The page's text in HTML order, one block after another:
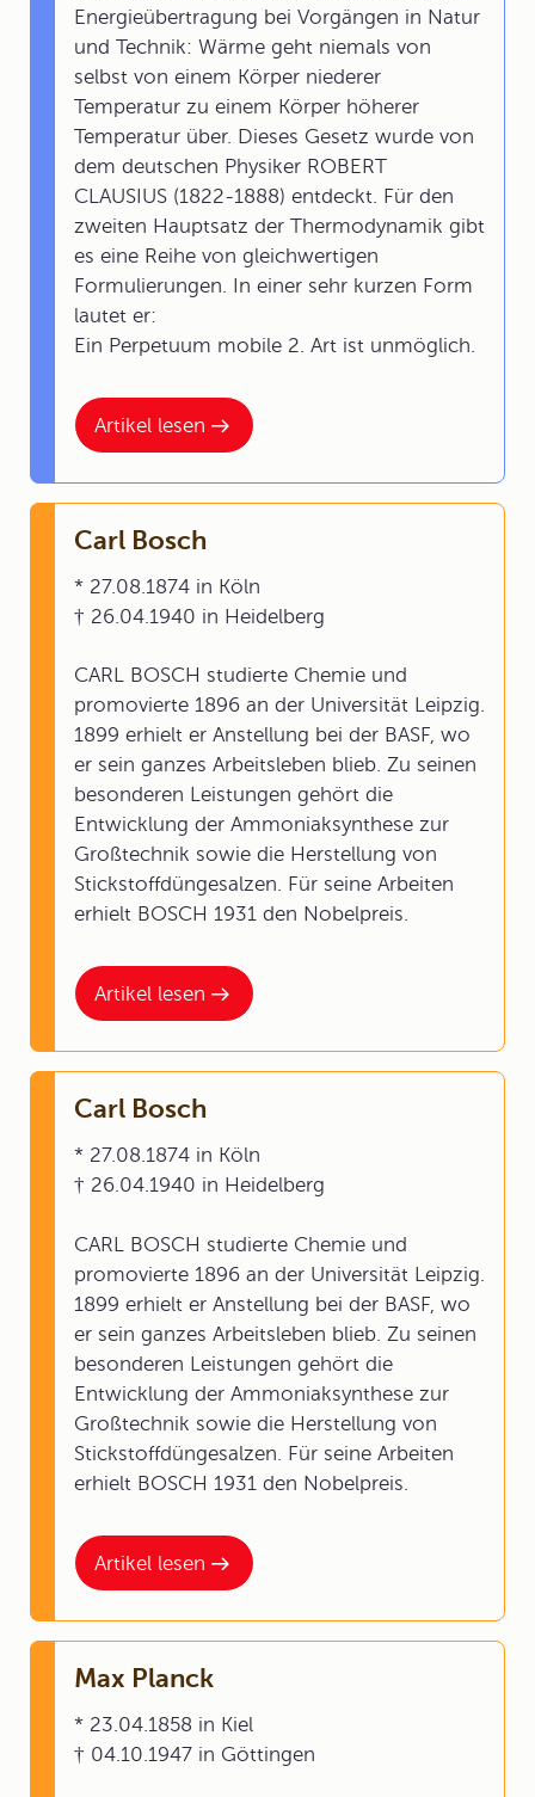
Artikel lesen
Energieübertragung bei Vorgängen in Natur
und Technik: Wärme geht niemals von
selbst von einem Körper niederer
Temperatur zu einem Körper höherer
Temperatur über. Dieses Gesetz wurde von
dem deutschen Physiker ROBERT
CLAUSIUS (1822-1888) entdeckt. Für den
zweiten Hauptsatz der Thermodynamik gibt
es eine Reihe von gleichwertigen
Formulierungen. In einer sehr kurzen Form
lautet er:
Ein Perpetuum mobile 2. Art ist unmöglich.
Artikel lesen
Carl Bosch
* 27.08.1874 in Köln
† 26.04.1940 in Heidelberg
CARL BOSCH studierte Chemie und
promovierte 1896 an der Universität Leipzig.
1899 erhielt er Anstellung bei der BASF, wo
er sein ganzes Arbeitsleben blieb. Zu seinen
besonderen Leistungen gehört die
Entwicklung der Ammoniaksynthese zur
Großtechnik sowie die Herstellung von
Stickstoffdüngesalzen. Für seine Arbeiten
erhielt BOSCH 1931 den Nobelpreis.
Artikel lesen
Carl Bosch
* 27.08.1874 in Köln
† 26.04.1940 in Heidelberg
CARL BOSCH studierte Chemie und
promovierte 1896 an der Universität Leipzig.
1899 erhielt er Anstellung bei der BASF, wo
er sein ganzes Arbeitsleben blieb. Zu seinen
besonderen Leistungen gehört die
Entwicklung der Ammoniaksynthese zur
Großtechnik sowie die Herstellung von
Stickstoffdüngesalzen. Für seine Arbeiten
erhielt BOSCH 1931 den Nobelpreis.
Max Planck
* 23.04.1858 in Kiel
† 04.10.1947 in Göttingen